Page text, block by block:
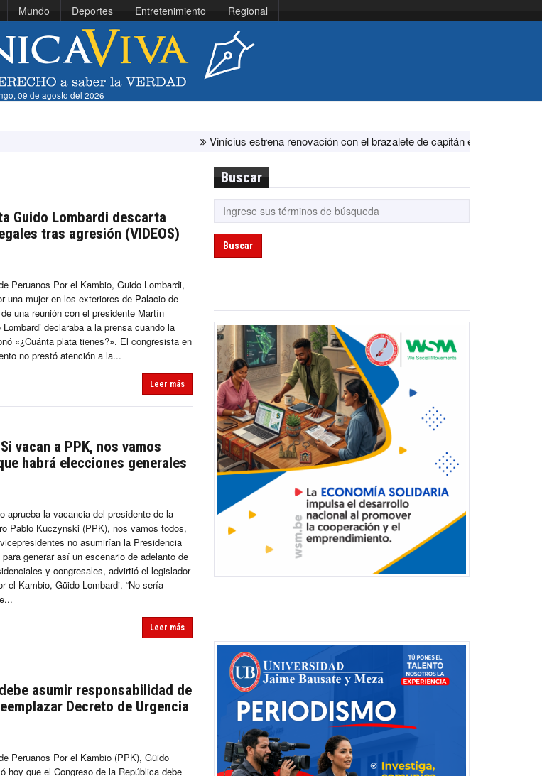
Mundo Deportes Entretenimiento Regional
09 de agosto del 2026
Vinícius estrena renovación con el brazalete de capitán en el Real Madrid ante
Guido Lombardi descarta
tras agresión (VIDEOS)
Peruanos Por el Kambio, Guido Lombardi,
una mujer en los exteriores de Palacio de
una reunión con el presidente Martín
declaraba a la prensa cuando la
«¿Cuánta plata tienes?». El congresista en
no prestó atención a la...
Leer más
vacan a PPK, nos vamos
habrá elecciones generales
aprueba la vacancia del presidente de la
Pablo Kuczynski (PPK), nos vamos todos,
no asumirían la Presidencia
generar así un escenario de adelanto de
y congresales, advirtió el legislador
el Kambio, Güido Lombardi. “No sería
Leer más
asumir responsabilidad de
Decreto de Urgencia
Peruanos Por el Kambio (PPK), Güido
hoy que el Congreso de la República debe
Buscar
Buscar